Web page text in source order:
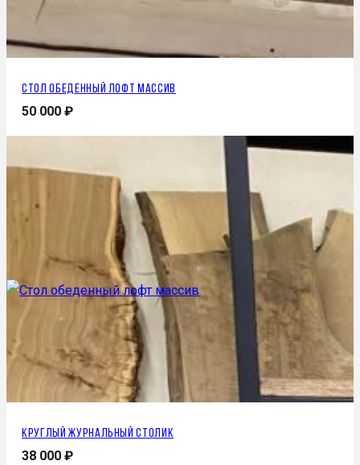
Стол обеденный лофт массив
50 000₽
Круглый журнальный столик
38 000₽